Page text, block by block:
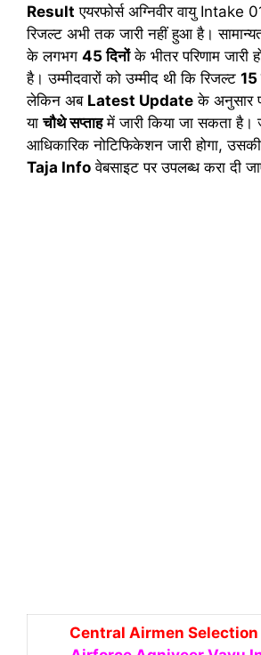
Result एयरफोर्स अग्निवीर वायु Intake
रिजल्ट अभी तक जारी नहीं हुआ है।
के लगभग 45 दिनोंके भीतर परिणाम जारी
है। उम्मीदवारों को उम्मीद थी कि रिजल्ट 15
लेकिन अब Latest Update के अनुसार
याचौथे सप्ताहमें जारी किया जा सकता है।
आधिकारिक नोटिफिकेशन जारी होगा,
Taja Info वेबसाइट पर उपलब्ध करा दी
Central Airmen Selection